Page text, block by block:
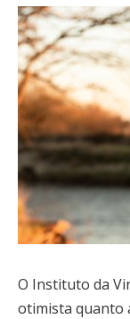
O Instituto da
otimista quanto